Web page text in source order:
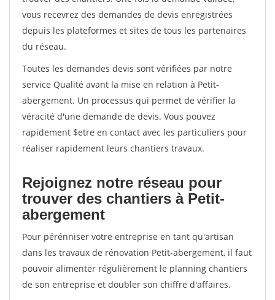
vous recevrez des demandes de devis enregistrées
depuis les plateformes et sites de tous les partenaires
du réseau.
Toutes les demandes devis sont vérifiées par notre
service Qualité avant la mise en relation à Petit-
abergement. Un processus qui permet de vérifier la
véracité d'une demande de devis. Vous pouvez
rapidement $etre en contact avec les particuliers pour
réaliser rapidement leurs chantiers travaux.
Rejoignez notre réseau pour
trouver des chantiers à Petit-
abergement
Pour pérénniser votre entreprise en tant qu'artisan
dans les travaux de rénovation Petit-abergement, il faut
pouvoir alimenter régulièrement le planning chantiers
de son entreprise et doubler son chiffre d'affaires.